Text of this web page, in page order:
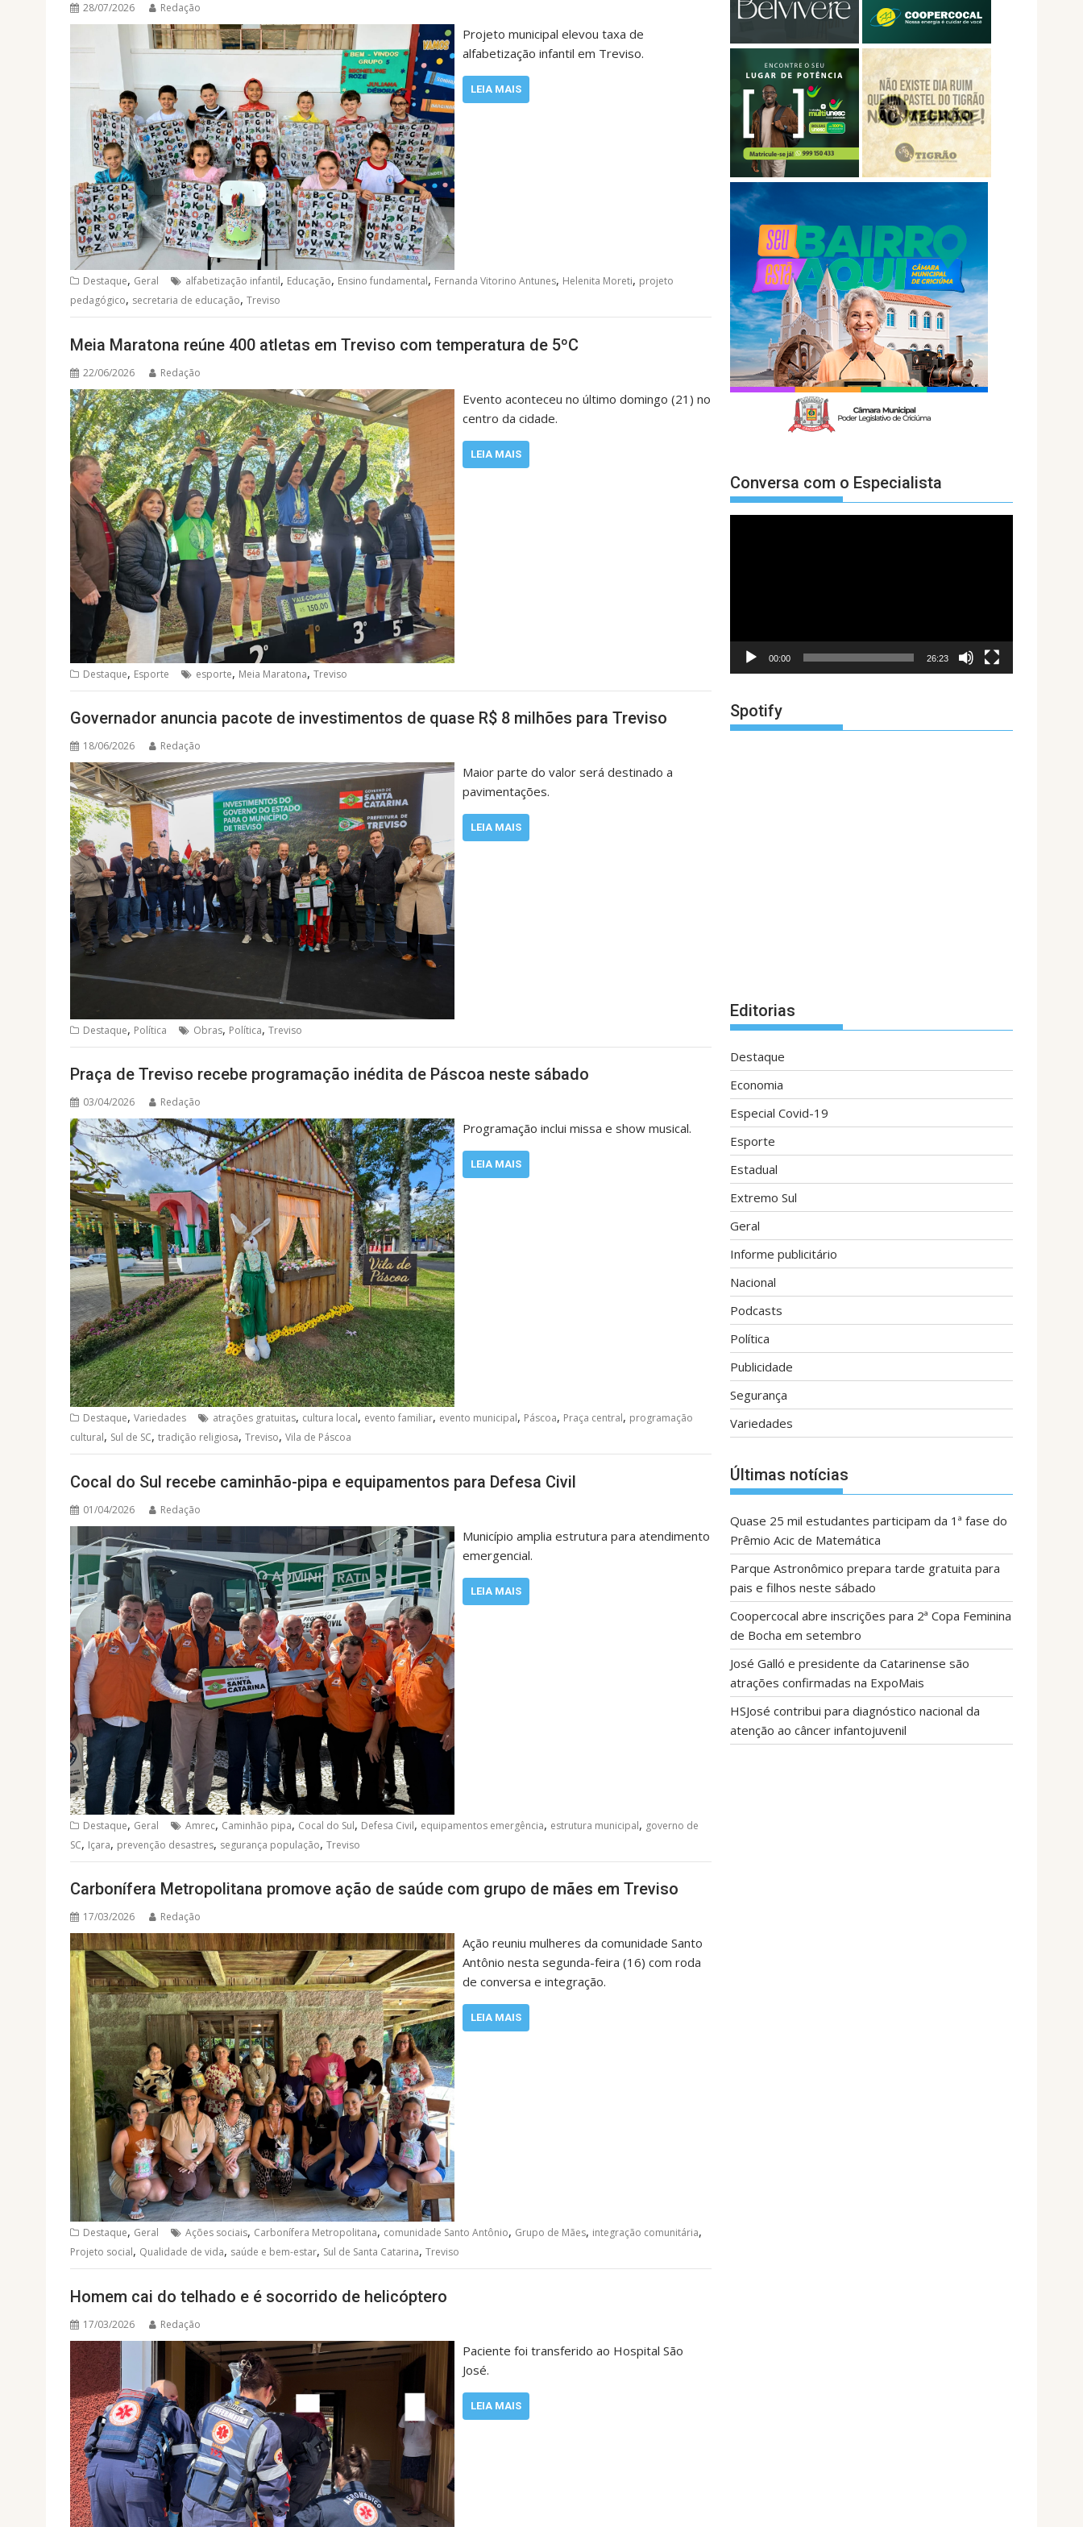
28/07/2026 Redação
Projeto municipal elevou taxa de
alfabetização infantil em Treviso.
LEIA MAIS
Destaque, Geral alfabetização infantil, Educação, Ensino fundamental, Fernanda Vitorino Antunes, Helenita Moreti, projeto
pedagógico, secretaria de educação, Treviso
Meia Maratona reúne 400 atletas em Treviso com temperatura de 5ºC
22/06/2026 Redação
Evento aconteceu no último domingo (21) no
centro da cidade.
LEIA MAIS
Destaque, Esporte esporte, Meia Maratona, Treviso
Governador anuncia pacote de investimentos de quase R$ 8 milhões para Treviso
18/06/2026 Redação
Maior parte do valor será destinado a
pavimentações.
LEIA MAIS
Destaque, Política Obras, Política, Treviso
Praça de Treviso recebe programação inédita de Páscoa neste sábado
03/04/2026 Redação
Programação inclui missa e show musical.
LEIA MAIS
Destaque, Variedades atrações gratuitas, cultura local, evento familiar, evento municipal, Páscoa, Praça central, programação
cultural, Sul de SC, tradição religiosa, Treviso, Vila de Páscoa
Cocal do Sul recebe caminhão-pipa e equipamentos para Defesa Civil
01/04/2026 Redação
Município amplia estrutura para atendimento
emergencial.
LEIA MAIS
Destaque, Geral Amrec, Caminhão pipa, Cocal do Sul, Defesa Civil, equipamentos emergência, estrutura municipal, governo de
SC, Içara, prevenção desastres, segurança população, Treviso
Carbonífera Metropolitana promove ação de saúde com grupo de mães em Treviso
17/03/2026 Redação
Ação reuniu mulheres da comunidade Santo
Antônio nesta segunda-feira (16) com roda
de conversa e integração.
LEIA MAIS
Destaque, Geral Ações sociais, Carbonífera Metropolitana, comunidade Santo Antônio, Grupo de Mães, integração comunitária,
Projeto social, Qualidade de vida, saúde e bem-estar, Sul de Santa Catarina, Treviso
Homem cai do telhado e é socorrido de helicóptero
17/03/2026 Redação
Paciente foi transferido ao Hospital São
José.
LEIA MAIS
Conversa com o Especialista
00:00 26:23
Spotify
Editorias
Destaque
Economia
Especial Covid-19
Esporte
Estadual
Extremo Sul
Geral
Informe publicitário
Nacional
Podcasts
Política
Publicidade
Segurança
Variedades
Últimas notícias
Quase 25 mil estudantes participam da 1ª fase do
Prêmio Acic de Matemática
Parque Astronômico prepara tarde gratuita para
pais e filhos neste sábado
Coopercocal abre inscrições para 2ª Copa Feminina
de Bocha em setembro
José Galló e presidente da Catarinense são
atrações confirmadas na ExpoMais
HSJosé contribui para diagnóstico nacional da
atenção ao câncer infantojuvenil